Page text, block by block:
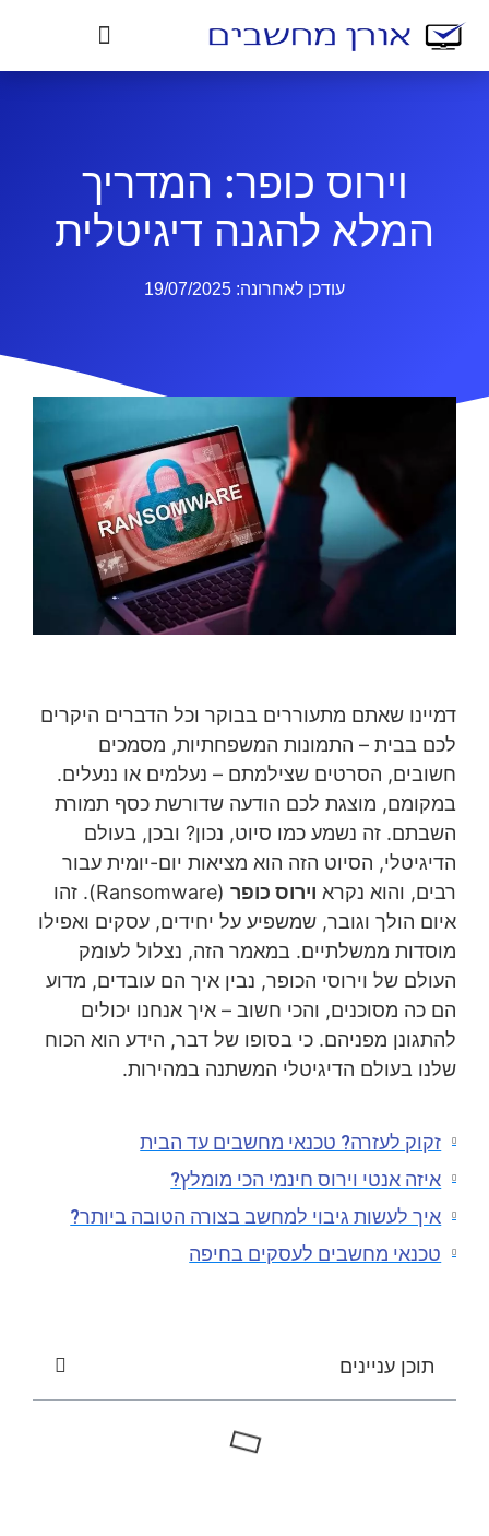
וירוס כופר: המדריך
המלא להגנה דיגיטלית
עודכן לאחרונה: 19/07/2025
דמיינו שאתם מתעוררים בבוקר וכל הדברים היקרים
לכם בבית – התמונות המשפחתיות, מסמכים
חשובים, הסרטים שצילמתם – נעלמים או ננעלים.
במקומם, מוצגת לכם הודעה שדורשת כסף תמורת
השבתם. זה נשמע כמו סיוט, נכון? ובכן, בעולם
הדיגיטלי, הסיוט הזה הוא מציאות יום-יומית עבור
רבים, והוא נקרא וירוס כופר
(Ransomware). זהו
איום הולך וגובר, שמשפיע על יחידים, עסקים ואפילו
מוסדות ממשלתיים. במאמר הזה, נצלול לעומק
העולם של וירוסי הכופר, נבין איך הם עובדים, מדוע
הם כה מסוכנים, והכי חשוב – איך אנחנו יכולים
להתגונן מפניהם. כי בסופו של דבר, הידע הוא הכוח
שלנו בעולם הדיגיטלי המשתנה במהירות.
זקוק לעזרה? טכנאי מחשבים עד הבית
איזה אנטי וירוס חינמי הכי מומלץ?
איך לעשות גיבוי למחשב בצורה הטובה ביותר?​
טכנאי מחשבים לעסקים בחיפה
תוכן עניינים